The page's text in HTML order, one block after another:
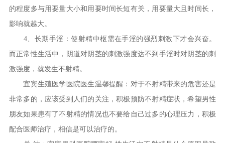
的程度多与用要量大小和用要时间长短有关，用要量大且时间长，
影响就越大。
4、长期手淫：使射精中枢需在手淫的强烈刺激下才会兴奋。
而正常性生活中，阴道对阴茎的刺激强度达不到手淫时对阴茎的刺
激强度，就发生不射精。
宜宾生殖医学医院医生温馨提醒：对于不射精带来的危害还是
非常多的，应该受到人们的关注，积极预防不射精症状，希望男性
朋友如果患有了不射精的情况也不要给自己过多的心理压力，积极
配合医师治疗，相信是可以治疗的。